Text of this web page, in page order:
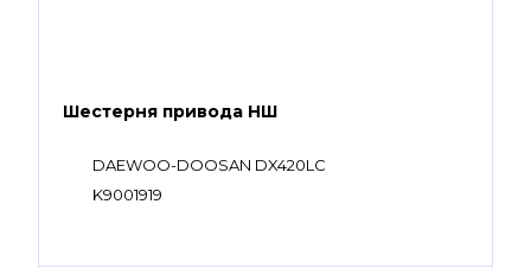
Шестерня привода НШ
DAEWOO-DOOSAN DX420LC
K9001919